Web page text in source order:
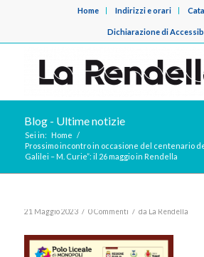
Home Indirizzi e orari
Dichiarazione di
Blog - Ultime notizie
Sei in: Home /
Prossimo incontro in occasione del centenario
Galilei – M. Curie”: il 26 maggio in Rendella
21 Maggio 2023 / 0 Commenti / da La Rendella